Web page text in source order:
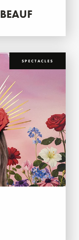
SPECTACLES